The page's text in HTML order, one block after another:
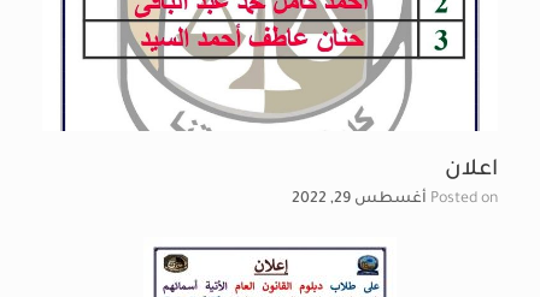
اعلان
Posted on أغسطس 29, 2022